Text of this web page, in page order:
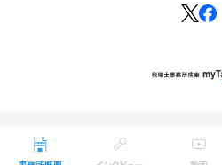
Copyright © ＴＫＣ
All Rights Reserved.